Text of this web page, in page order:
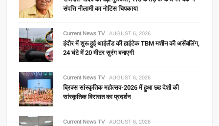
संपत्ति नीलामी का नोटिस चिपकाया
Current News TV AUGUST 6, 2026
इंदौर में शुरू हुई थाईलैंड की हाईटेक TBM मशीन की असेंबलिंग,
24 घंटे में 20 मीटर सुरंग बनाएगी
Current News TV AUGUST 6, 2026
ब्रिक्स सांस्कृतिक महोत्सव-2026 में हुआ छह देशों की
सांस्कृतिक विरासत का प्रदर्शन
Current News TV AUGUST 6, 2026